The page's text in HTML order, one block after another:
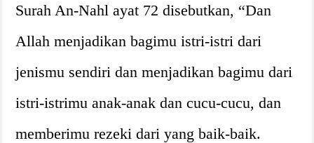
Surah An-Nahl ayat 72 disebutkan, “Dan
Allah menjadikan bagimu istri-istri dari
jenismu sendiri dan menjadikan bagimu dari
istri-istrimu anak-anak dan cucu-cucu, dan
memberimu rezeki dari yang baik-baik.